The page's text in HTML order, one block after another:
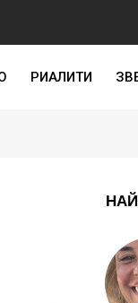
РИАЛИТИ